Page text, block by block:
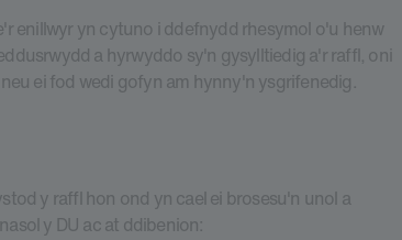
enillwyr yn cytuno i ddefnydd rhesymol o'u henw
a hyrwyddo sy'n gysylltiedig a'r raffl, oni
ei fod wedi gofyn am hynny'n ysgrifenedig.
y raffl hon ond yn cael ei brosesu'n unol a
y DU ac at ddibenion: